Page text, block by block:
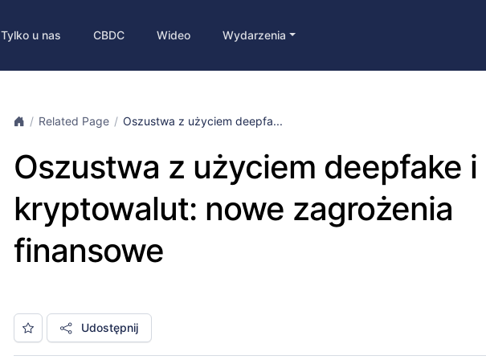
Tylko u nas CBDC Wideo Wydarzenia
Related Page Oszustwa z użyciem deepfa...
Oszustwa z użyciem deepfake i
kryptowalut: nowe zagrożenia
finansowe
Udostępnij